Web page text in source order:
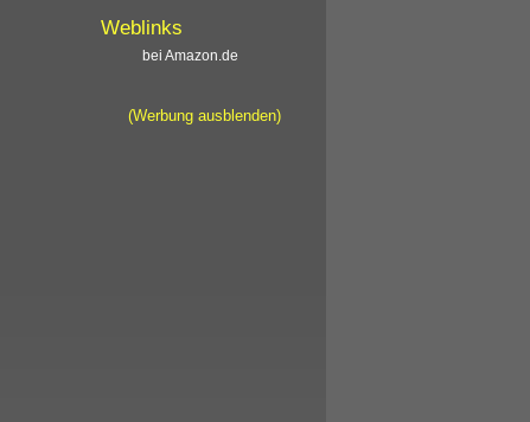
Weblinks
bei Amazon.de
(Werbung ausblenden)